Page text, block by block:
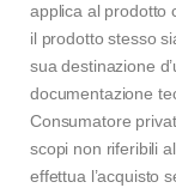
applica al prodotto
il prodotto stesso
sua destinazione
documentazione
Consumatore
scopi non riferibili
effettua l’acquisto